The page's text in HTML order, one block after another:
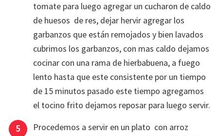
tomate para luego agregar un cucharon de caldo
de huesos de res, dejar hervir agregar los
garbanzos que están remojados y bien lavados
cubrimos los garbanzos, con mas caldo dejamos
cocinar con una rama de hierbabuena, a fuego
lento hasta que este consistente por un tiempo
de 15 minutos pasado este tiempo agregamos
el tocino frito dejamos reposar para luego servir.
Procedemos a servir en un plato con arroz